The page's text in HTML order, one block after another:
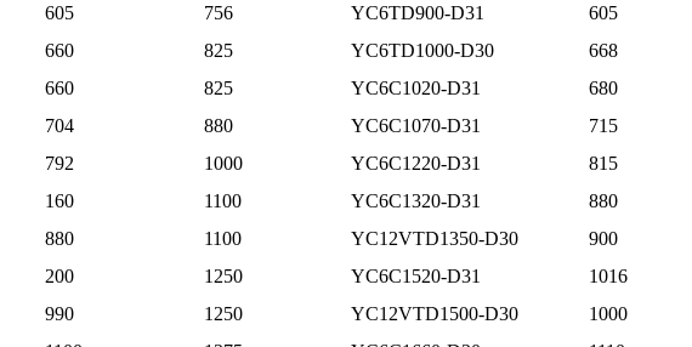
605 756 YC6TD900-D31 605
660 825 YC6TD1000-D30 668
660 825 YC6C1020-D31 680
704 880 YC6C1070-D31 715
792 1000 YC6C1220-D31 815
160 1100 YC6C1320-D31 880
880 1100 YC12VTD1350-D30 900
200 1250 YC6C1520-D31 1016
990 1250 YC12VTD1500-D30 1000